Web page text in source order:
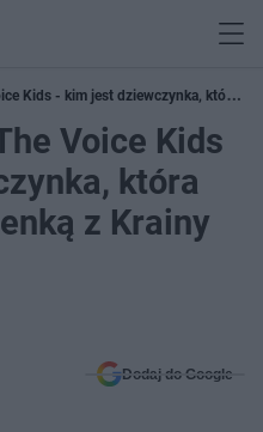
Kids - kim jest dziewczynka, która
Voice Kids
która
z Krainy
Dodaj do Google